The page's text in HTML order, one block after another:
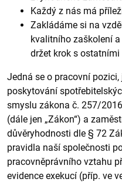
Každý z nás má
Zakládáme si na
kvalitního zaškolení
držet krok s ostatními
Jedná se o pracovní
poskytování
smyslu zákona č. 257/
(dále jen „Zákon“) a
důvěryhodnosti dle § 72
pravidla naší společnosti
pracovněprávního vztahu
evidence exekucí (příp. ve